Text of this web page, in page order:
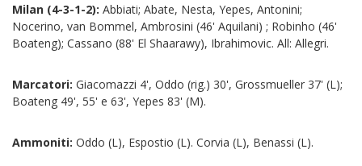
Milan (4-3-1-2): Abbiati; Abate, Nesta, Yepes, Antonini;
Nocerino, van Bommel, Ambrosini (46' Aquilani) ; Robinho (46'
Boateng); Cassano (88' El Shaarawy), Ibrahimovic. All: Allegri.
Marcatori: Giacomazzi 4', Oddo (rig.) 30', Grossmueller 37' (L);
Boateng 49', 55' e 63', Yepes 83' (M).
Ammoniti: Oddo (L), Espostio (L). Corvia (L), Benassi (L).